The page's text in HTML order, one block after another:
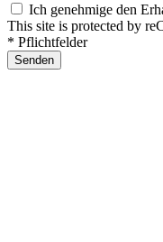
Ich genehmige den
This site is protected by
* Pflichtfelder
Senden